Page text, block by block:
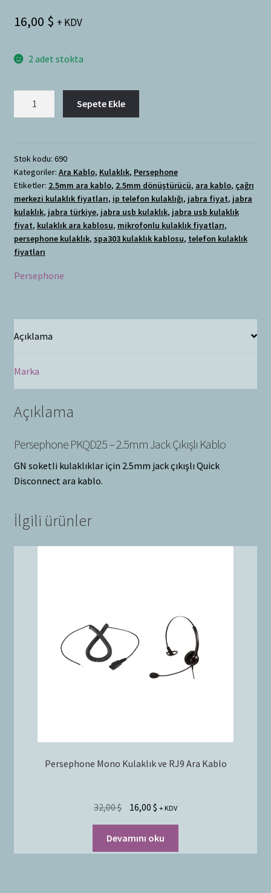
16,00 $ + KDV
2 adet stokta
Kablosu
adet
Sepete Ekle
Stok kodu: 690
Kategoriler: Ara Kablo, Kulaklık, Persephone
Etiketler: 2.5mm ara kablo, 2.5mm dönüştürücü, ara kablo, çağrı
merkezi kulaklık fiyatları, ip telefon kulaklığı, jabra fiyat, jabra
kulaklık, jabra türkiye, jabra usb kulaklık, jabra usb kulaklık
fiyat, kulaklık ara kablosu, mikrofonlu kulaklık fiyatları,
persephone kulaklık, spa303 kulaklık kablosu, telefon kulaklık
fiyatları
Persephone
Açıklama
Marka
Açıklama
Persephone PKQD25 – 2.5mm Jack Çıkışlı Kablo
GN soketli kulaklıklar için 2.5mm jack çıkışlı Quick
Disconnect ara kablo.
İlgili ürünler
Persephone Mono Kulaklık ve RJ9 Ara Kablo
32,00$ 16,00 $ + KDV
Devamını oku